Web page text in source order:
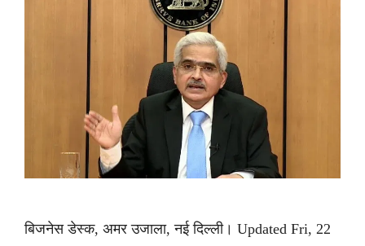
बिजनेस डेस्क, अमर उजाला, नई दिल्ली। Updated Fri, 22